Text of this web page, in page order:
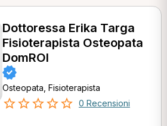
Dottoressa Erika Targa
Fisioterapista Osteopata
DomROI
Osteopata, Fisioterapista
0 Recensioni